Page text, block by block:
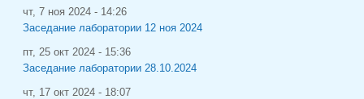
чт, 7 ноя 2024 - 14:26
Заседание лаборатории 12 ноя 2024
пт, 25 окт 2024 - 15:36
Заседание лаборатории 28.10.2024
чт, 17 окт 2024 - 18:07